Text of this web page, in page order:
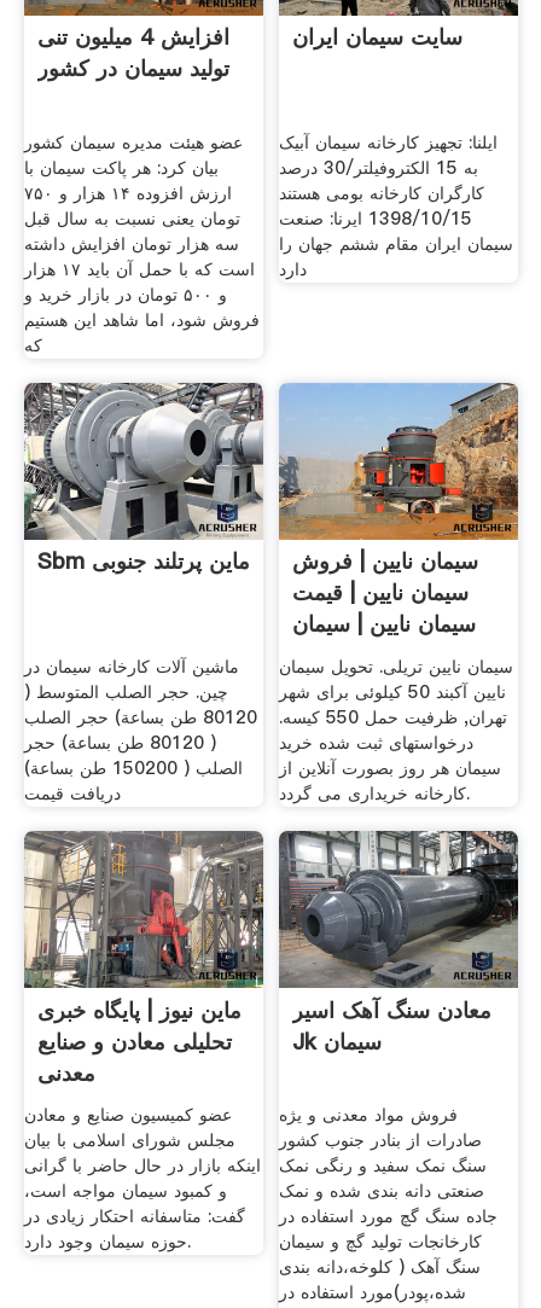
افزایش 4 میلیون تنی
تولید سیمان در کشور
عضو هیئت مدیره سیمان کشور
بیان کرد: هر پاکت سیمان با
ارزش افزوده ۱۴ هزار و ۷۵۰
تومان یعنی نسبت به سال قبل
سه هزار تومان افزایش داشته
است که با حمل آن باید ۱۷ هزار
و ۵۰۰ تومان در بازار خرید و
فروش شود، اما شاهد این هستیم
که
سایت سیمان ایران
ایلنا: تجهیز کارخانه سیمان آبیک
به 15 الکتروفیلتر/30 درصد
کارگران کارخانه بومی هستند
1398/10/15 ایرنا: صنعت
سیمان ایران مقام ششم جهان را
دارد
Sbm ماین پرتلند جنوبی
ماشین آلات کارخانه سیمان در
چین. حجر الصلب المتوسط (
80120 طن بساعة) حجر الصلب
( 80120 طن بساعة) حجر
الصلب ( 150200 طن بساعة)
دریافت قیمت
سیمان نایین | فروش
سیمان نایین | قیمت
سیمان نایین | سیمان
سیمان نایین تریلی. تحویل سیمان
نایین آکبند 50 کیلوئی برای شهر
تهران, ظرفیت حمل 550 کیسه.
درخواستهای ثبت شده خرید
سیمان هر روز بصورت آنلاین از
کارخانه خریداری می گردد.
ماین نيوز | پایگاه خبری
تحلیلی معادن و صنایع
معدنی
عضو کمیسیون صنایع و معادن
مجلس شورای اسلامی با بیان
اینکه بازار در حال حاضر با گرانی
و کمبود سیمان مواجه است،
گفت: متاسفانه احتکار زیادی در
حوزه سیمان وجود دارد.
معادن سنگ آهک اسیر
Jk سیمان
فروش مواد معدنی و یژه
صادرات از بنادر جنوب کشور
سنگ نمک سفید و رنگی نمک
صنعتی دانه بندی شده و نمک
جاده سنگ گچ مورد استفاده در
کارخانجات تولید گچ و سیمان
سنگ آهک ( کلوخه،دانه بندی
شده،پودر)مورد استفاده در